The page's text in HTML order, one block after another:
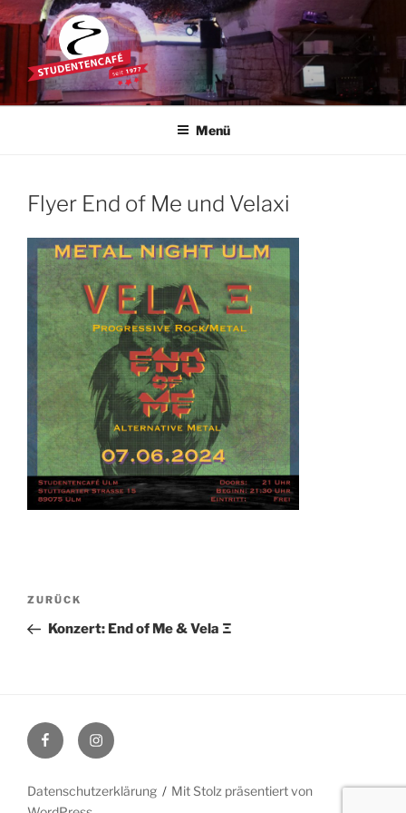
Zum
Inhalt
springen
STUDENTENCAFÉ
Die Kultkneipe in Ulm seit 1977
Menü
Flyer End of Me und Velaxi
Beitragsnavigation
Vorheriger
Beitrag
ZURÜCK
Konzert: End of Me & Vela Ξ
FacebookInstagram
Datenschutzerklärung
Mit Stolz präsentiert von